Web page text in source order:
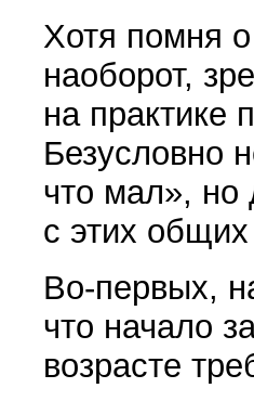
Хотя помня
наоборот,
на практике
Безусловно
что мал», но
с этих
Во-первых,
что начало
воз­расте